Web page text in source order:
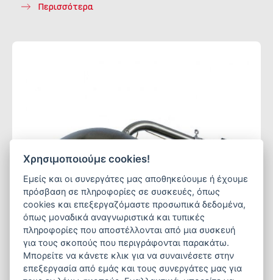
Περισσότερα
Χρησιμοποιούμε cookies!
Εμείς και οι συνεργάτες μας αποθηκεύουμε ή έχουμε
πρόσβαση σε πληροφορίες σε συσκευές, όπως
cookies και επεξεργαζόμαστε προσωπικά δεδομένα,
όπως μοναδικά αναγνωριστικά και τυπικές
πληροφορίες που αποστέλλονται από μια συσκευή
για τους σκοπούς που περιγράφονται παρακάτω.
Μπορείτε να κάνετε κλικ για να συναινέσετε στην
επεξεργασία από εμάς και τους συνεργάτες μας για